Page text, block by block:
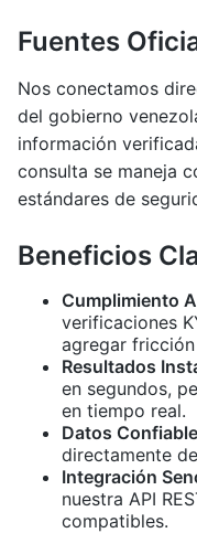
Fuentes
Nos conectamos
del gobierno
información
consulta se maneja
estándares de
Beneficios
Cumplimiento
verificaciones
agregar
Resultados
en segundos,
en tiempo real.
Datos
directamente
Integración
nuestra API
compatibles.